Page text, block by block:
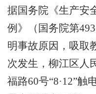
据国务院《生产安
例》（国务院第493
明事故原因，吸取
次发生， 柳江区人
福路60号“8·12”触